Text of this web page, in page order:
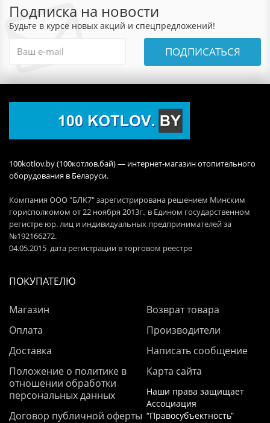
Подписка на новости
Будьте в курсе новых акций и спецпредложений!
ПОДПИСАТЬСЯ
100kotlov.by (100котлов.бай) — интернет-магазин отопительного
оборудования в Беларуси.
Компания ООО "БЛК7" зарегистрирована решением Минским
горисполкомом от 22 ноября 2013г., в Едином государственном
регистре юр. лиц и индивидуальных предпринимателей за
№192166272.
04.05.2015 дата регистрации в торговом реестре
ПОКУПАТЕЛЮ
Магазин
Оплата
Доставка
Положение о политике в
отношении обработки
персональных данных
Договор публичной оферты
Возврат товара
Производители
Написать сообщение
Карта сайта
Наши права защищает
Ассоциация
“Правосубъектность”